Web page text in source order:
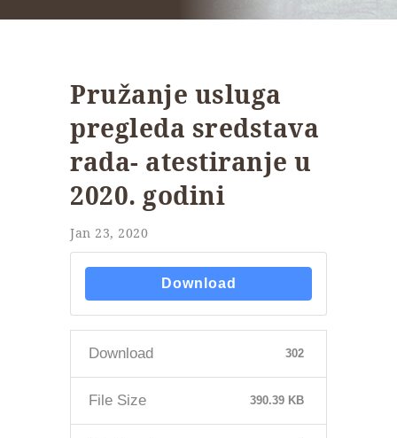
Pružanje usluga
pregleda sredstava
rada- atestiranje u
2020. godini
Jan 23, 2020
Download
Download 302
File Size 390.39 KB